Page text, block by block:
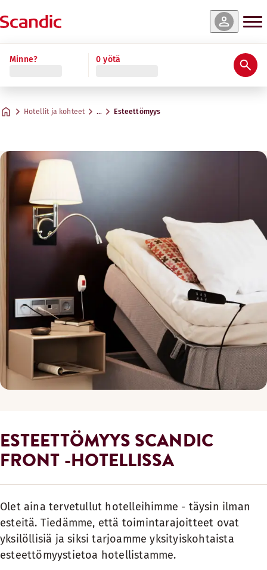
Minne? 0 yötä
Hotellit ja kohteet … Esteettömyys
ESTEETTÖMYYS SCANDIC
FRONT -HOTELLISSA
Olet aina tervetullut hotelleihimme - täysin ilman
esteitä. Tiedämme, että toimintarajoitteet ovat
yksilöllisiä ja siksi tarjoamme yksityiskohtaista
esteettömyystietoa hotellistamme.